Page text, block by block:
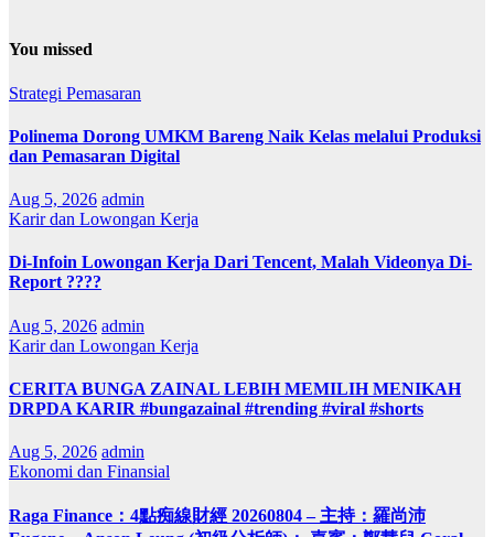
You missed
Strategi Pemasaran
Polinema Dorong UMKM Bareng Naik Kelas melalui Produksi
dan Pemasaran Digital
Aug 5, 2026 admin
Karir dan Lowongan Kerja
Di-Infoin Lowongan Kerja Dari Tencent, Malah Videonya Di-
Report ????
Aug 5, 2026 admin
Karir dan Lowongan Kerja
CERITA BUNGA ZAINAL LEBIH MEMILIH MENIKAH
DRPDA KARIR #bungazainal #trending #viral #shorts
Aug 5, 2026 admin
Ekonomi dan Finansial
Raga Finance：4點痴線財經 20260804 – 主持：羅尚沛